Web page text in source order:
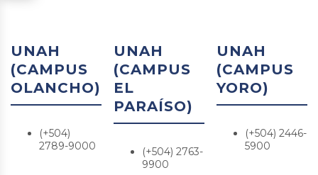
UNAH
(CAMPUS
OLANCHO)
(+504)
2789-9000
UNAH
(CAMPUS
EL
PARAÍSO)
(+504) 2763-
9900
UNAH
(CAMPUS
YORO)
(+504) 2446-
5900